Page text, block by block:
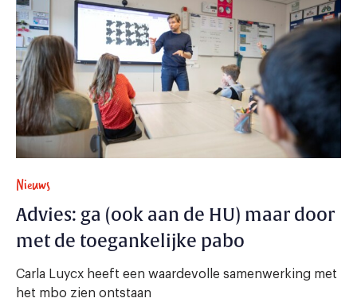
Nieuws
Advies: ga (ook aan de HU) maar door
met de toegankelijke pabo
Carla Luycx heeft een waardevolle samenwerking met
het mbo zien ontstaan